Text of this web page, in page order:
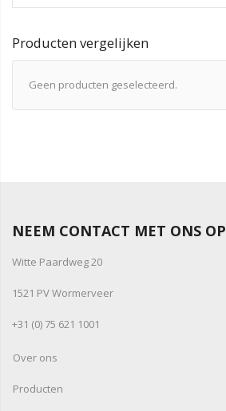
Producten vergelijken
Geen producten geselecteerd.
NEEM CONTACT MET ONS OP
Witte Paardweg 20
1521 PV Wormerveer
+31 (0) 75 621 1001
Over ons
Producten